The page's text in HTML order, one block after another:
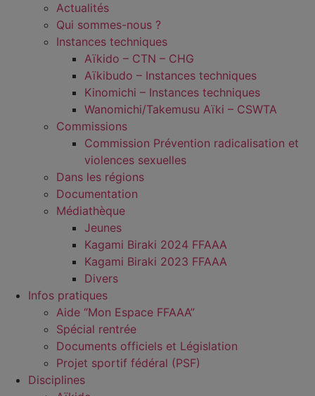
Actualités
Qui sommes-nous ?
Instances techniques
Aïkido – CTN – CHG
Aïkibudo – Instances techniques
Kinomichi – Instances techniques
Wanomichi/Takemusu Aïki – CSWTA
Commissions
Commission Prévention radicalisation et
violences sexuelles
Dans les régions
Documentation
Médiathèque
Jeunes
Kagami Biraki 2024 FFAAA
Kagami Biraki 2023 FFAAA
Divers
Infos pratiques
Aide “Mon Espace FFAAA”
Spécial rentrée
Documents officiels et Législation
Projet sportif fédéral (PSF)
Disciplines